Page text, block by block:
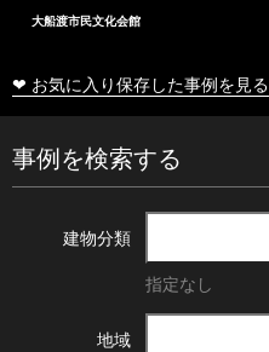
大船渡市民文化会館
❤ お気に入り保存した事例を見る
事例を検索する
建物分類
指定なし
地域